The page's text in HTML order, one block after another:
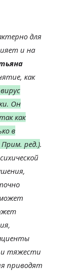
для
и на
как
Он
как
в
ред.).
тяжести
приводят